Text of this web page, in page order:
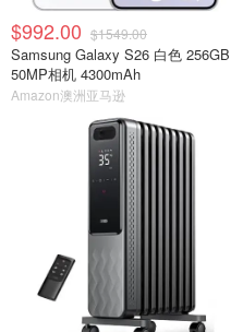
$992.00 $1549.00
Samsung Galaxy S26 白色 256GB
50MP相机 4300mAh
Amazon澳洲亚马逊